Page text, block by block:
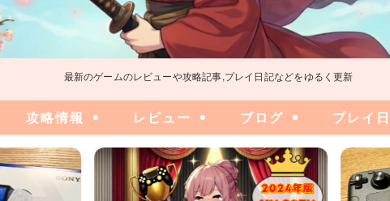
最新のゲームのレビューや攻略記事,プレイ日記などをゆるく更新
攻略情報 レビュー ブログ プレイ